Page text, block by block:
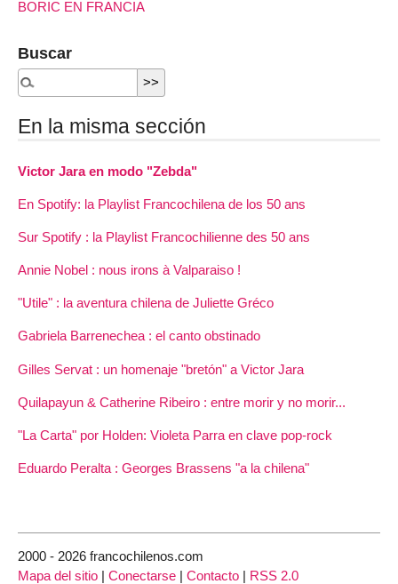
BORIC EN FRANCIA
Buscar
En la misma sección
Victor Jara en modo "Zebda"
En Spotify: la Playlist Francochilena de los 50 ans
Sur Spotify : la Playlist Francochilienne des 50 ans
Annie Nobel : nous irons à Valparaiso !
"Utile" : la aventura chilena de Juliette Gréco
Gabriela Barrenechea : el canto obstinado
Gilles Servat : un homenaje "bretón" a Victor Jara
Quilapayun & Catherine Ribeiro : entre morir y no morir...
"La Carta" por Holden: Violeta Parra en clave pop-rock
Eduardo Peralta : Georges Brassens "a la chilena"
2000 - 2026 francochilenos.com
Mapa del sitio | Conectarse | Contacto | RSS 2.0